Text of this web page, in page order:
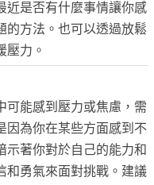
近是否有什麼事情讓你感
的方法。也可以透過放鬆
壓力。
可能感到壓力或焦慮，需
因為你在某些方面感到不
示著你對於自己的能力和
和勇氣來面對挑戰。建議